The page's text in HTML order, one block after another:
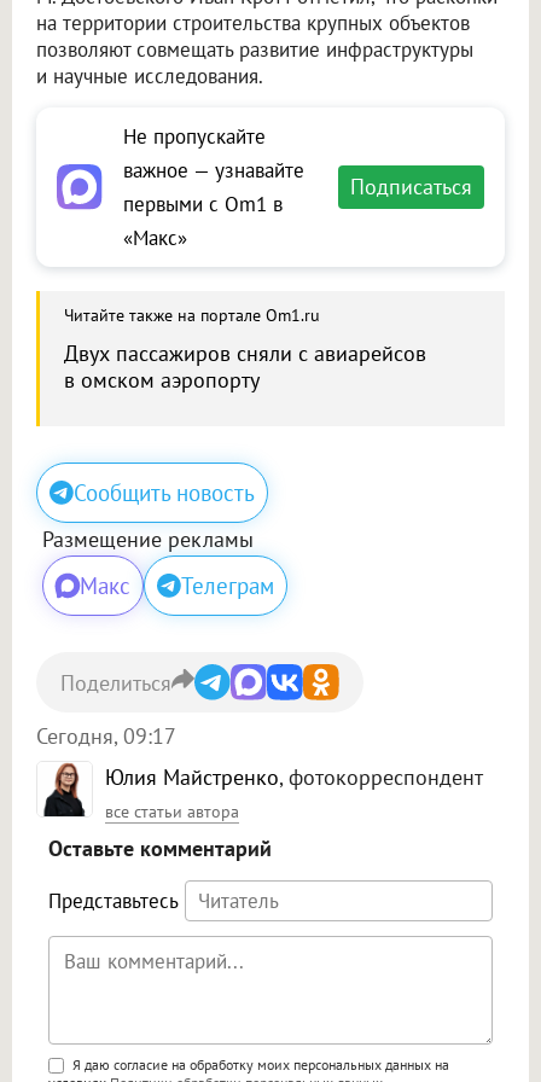
на территории строительства крупных объектов
позволяют совмещать развитие инфраструктуры
и научные исследования.
Не пропускайте
важное — узнавайте
первыми с Om1 в
«Макс»
Подписаться
Читайте также на портале Om1.ru
Двух пассажиров сняли с авиарейсов
в омском аэропорту
Сообщить новость
Размещение рекламы
Макс Телеграм
Юлия Майстренко, фотокорреспондент
все статьи автора
Сегодня, 09:17
Поделиться
Оставьте комментарий
Представьтесь
Поддержка HTML
Я даю согласие на обработку моих персональных данных на